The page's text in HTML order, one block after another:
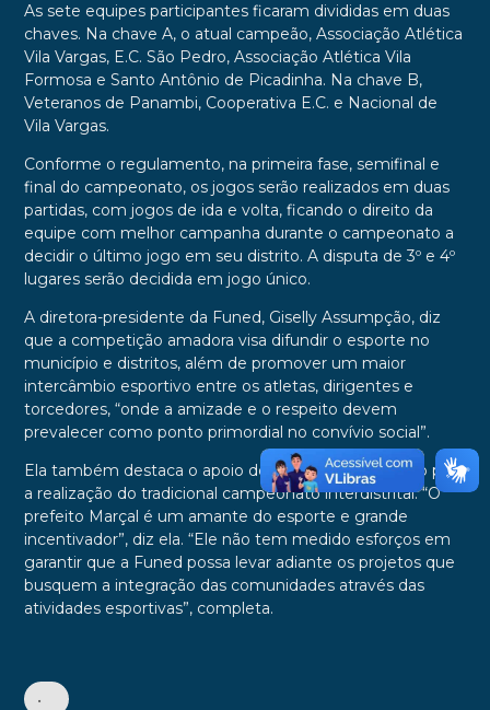
As sete equipes participantes ficaram divididas em duas
chaves. Na chave A, o atual campeão, Associação Atlética
Vila Vargas, E.C. São Pedro, Associação Atlética Vila
Formosa e Santo Antônio de Picadinha. Na chave B,
Veteranos de Panambi, Cooperativa E.C. e Nacional de
Vila Vargas.
Conforme o regulamento, na primeira fase, semifinal e
final do campeonato, os jogos serão realizados em duas
partidas, com jogos de ida e volta, ficando o direito da
equipe com melhor campanha durante o campeonato a
decidir o último jogo em seu distrito. A disputa de 3º e 4º
lugares serão decidida em jogo único.
A diretora-presidente da Funed, Giselly Assumpção, diz
que a competição amadora visa difundir o esporte no
município e distritos, além de promover um maior
intercâmbio esportivo entre os atletas, dirigentes e
torcedores, “onde a amizade e o respeito devem
prevalecer como ponto primordial no convívio social”.
Ela também destaca o apoio do prefeito Marçal Filho para
a realização do tradicional campeonato interdistrital. “O
prefeito Marçal é um amante do esporte e grande
incentivador”, diz ela. “Ele não tem medido esforços em
garantir que a Funed possa levar adiante os projetos que
busquem a integração das comunidades através das
atividades esportivas”, completa.
•